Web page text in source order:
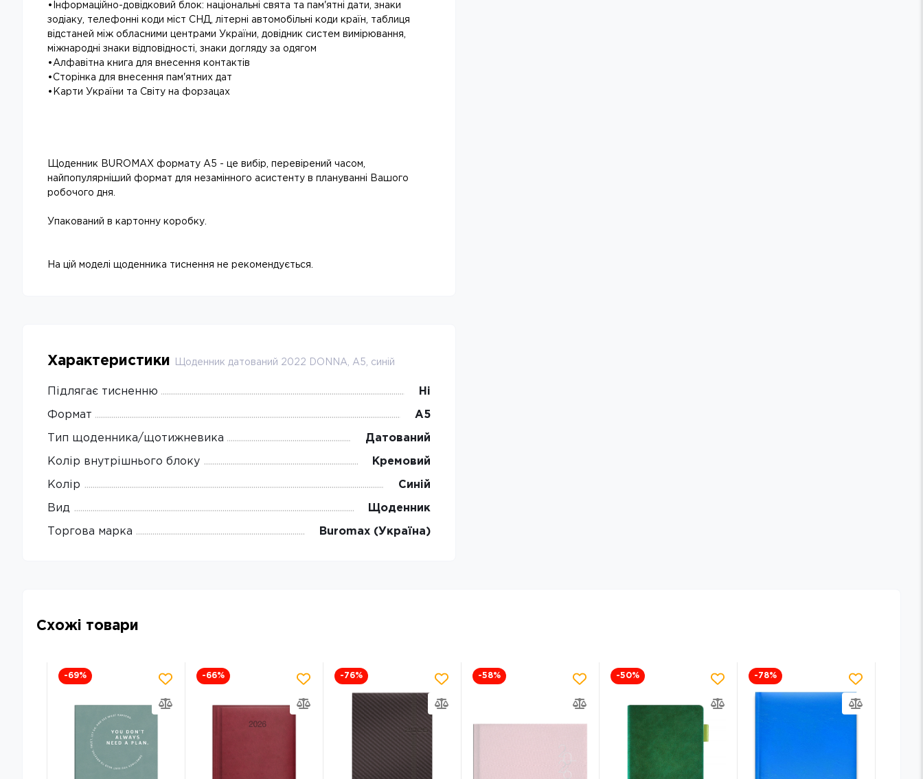
•Інформаційно-довідковий блок: національні свята та пам'ятні дати, знаки
зодіаку, телефонні коди міст СНД, літерні автомобільні коди країн, таблиця
відстаней між обласними центрами України, довідник систем вимірювання,
міжнародні знаки відповідності, знаки догляду за одягом
•Алфавітна книга для внесення контактів
•Сторінка для внесення пам'ятних дат
•Карти України та Світу на форзацах
Щоденник BUROMAX формату А5 - це вибір, перевірений часом,
найпопулярніший формат для незамінного асистенту в плануванні Вашого
робочого дня.
Упакований в картонну коробку.
На цій моделі щоденника тиснення не рекомендується.
Характеристики Щоденник датований 2022 DONNA, A5, синій
Підлягає тисненню Ні
Формат А5
Тип щоденника/щотижневика Датований
Колір внутрішнього блоку Кремовий
Колір Синій
Вид Щоденник
Торгова марка Buromax (Україна)
Схожі товари
-69% -66% -76% -58% -50% -78%